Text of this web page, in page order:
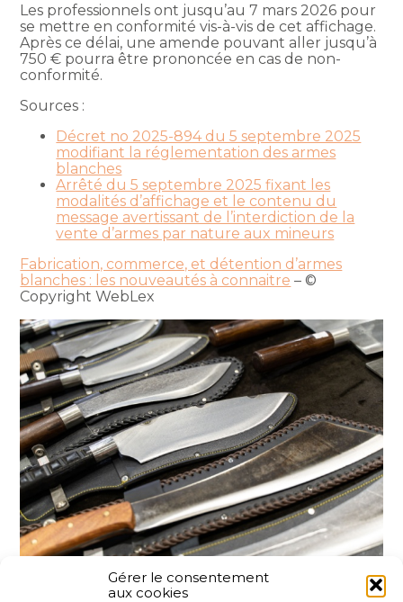
Gérer le consentement
aux cookies
Les professionnels ont jusqu’au 7 mars 2026 pour
se mettre en conformité vis-à-vis de cet affichage.
Après ce délai, une amende pouvant aller jusqu’à
750 € pourra être prononcée en cas de non-
conformité.
Sources :
Décret no 2025-894 du 5 septembre 2025
modifiant la réglementation des armes
blanches
Arrêté du 5 septembre 2025 fixant les
modalités d’affichage et le contenu du
message avertissant de l’interdiction de la
vente d’armes par nature aux mineurs
Fabrication, commerce, et détention d’armes
blanches : les nouveautés à connaitre – ©
Copyright WebLex